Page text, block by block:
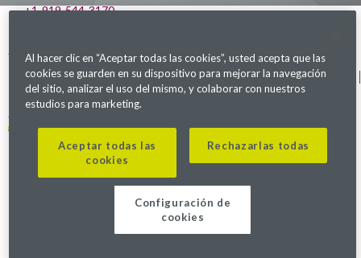
+1-919-544-3170
Política de privacidadTérminos de servicio Declaración sobre Ley
de Esclavitud Moderna
Mapa del sitio
Configuración de cookies
Alerta de fraude
©2026. Parexel International (MA) Corporation. Todos los derechos
reservados.
Al hacer clic en “Aceptar todas las cookies”, usted acepta que las
cookies se guarden en su dispositivo para mejorar la navegación
del sitio, analizar el uso del mismo, y colaborar con nuestros
estudios para marketing.
Aceptar todas las
cookies
Rechazarlas todas
Configuración de
cookies